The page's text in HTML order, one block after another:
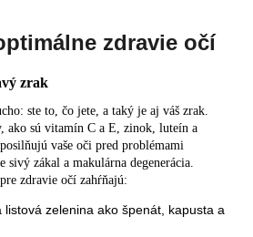
zdravie očí
zrak
ste to, čo jete, a taký je aj váš zrak.
ako sú vitamín C a E, zinok, luteín a
vaše oči pred problémami
sivý zákal a makulárna degenerácia.
zdravie očí zahŕňajú:
listová zelenina ako špenát, kapusta a